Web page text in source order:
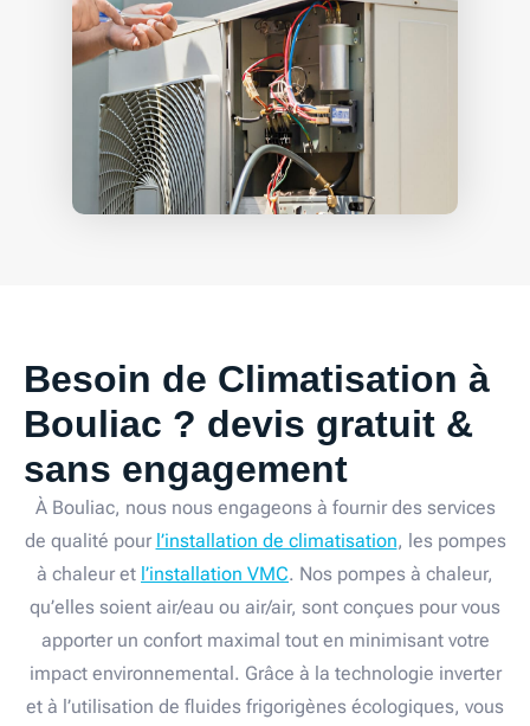
Besoin de Climatisation à
Bouliac ? devis gratuit &
sans engagement
À Bouliac, nous nous engageons à fournir des services
de qualité pour l’installation de climatisation, les pompes
à chaleur et l’installation VMC. Nos pompes à chaleur,
qu’elles soient air/eau ou air/air, sont conçues pour vous
apporter un confort maximal tout en minimisant votre
impact environnemental. Grâce à la technologie inverter
et à l’utilisation de fluides frigorigènes écologiques, vous